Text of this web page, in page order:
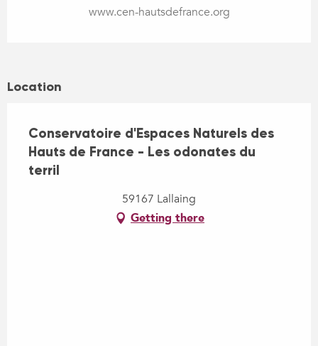
www.cen-hautsdefrance.org
Location
Conservatoire d'Espaces Naturels des
Hauts de France - Les odonates du
terril
59167 Lallaing
Getting there